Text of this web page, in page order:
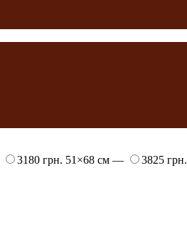
3180 грн. 51×68 см — 3825 грн.